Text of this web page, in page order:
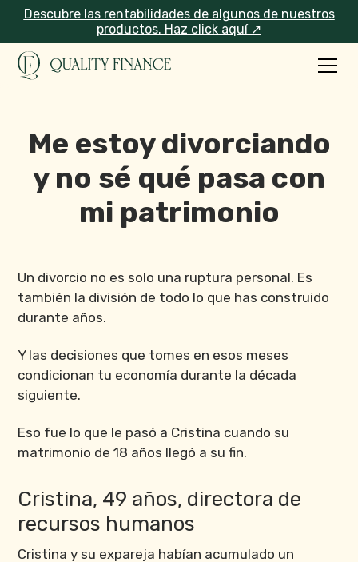
Descubre las rentabilidades de algunos de nuestros
productos. Haz click aquí ↗
Me estoy divorciando
y no sé qué pasa con
mi patrimonio
Un divorcio no es solo una ruptura personal. Es
también la división de todo lo que has construido
durante años.
Y las decisiones que tomes en esos meses
condicionan tu economía durante la década
siguiente.
Eso fue lo que le pasó a Cristina cuando su
matrimonio de 18 años llegó a su fin.
Cristina, 49 años, directora de
recursos humanos
Cristina y su expareja habían acumulado un